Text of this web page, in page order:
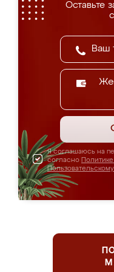
Оставьте
Я соглашаюсь на
согласно